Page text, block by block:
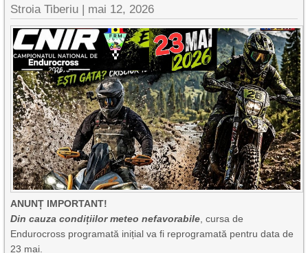
Stroia Tiberiu | mai 12, 2026
ANUNȚ IMPORTANT!
Din cauza condițiilor meteo nefavorabile , cursa de
Endurocross programată inițial va fi reprogramată pentru data de
23 mai.